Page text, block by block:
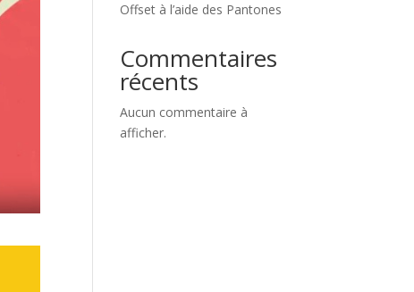
Offset à l’aide des Pantones
Commentaires
récents
Aucun commentaire à
afficher.